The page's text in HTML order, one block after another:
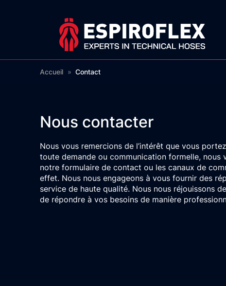
Accueil » Contact
Nous contacter
Nous vous remercions de l’intérêt que vous
toute demande ou communication formelle, nous
notre formulaire de contact ou les canaux de
effet. Nous nous engageons à vous fournir des
service de haute qualité. Nous nous réjouissons
de répondre à vos besoins de manière